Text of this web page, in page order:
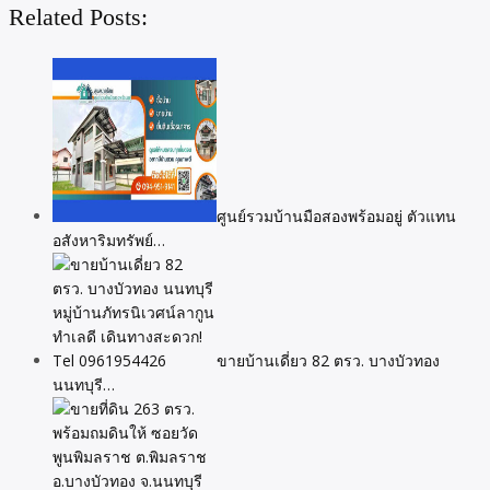
Related Posts:
ศูนย์รวมบ้านมือสองพร้อมอยู่ ตัวแทน
อสังหาริมทรัพย์…
ขายบ้านเดี่ยว 82 ตรว. บางบัวทอง
นนทบุรี…